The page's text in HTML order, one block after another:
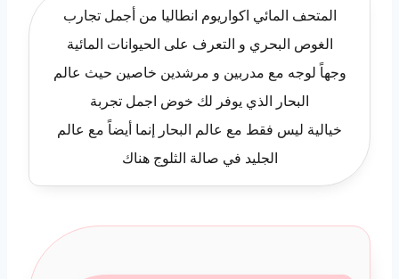
المتحف المائي اكواريوم انطاليا من أجمل تجارب
الغوص البحري و التعرف على الحيوانات المائية
وجهاً لوجه مع مدربين و مرشدين خاصين حيث عالم
البحار الذي يوفر لك خوض اجمل تجربة
خيالية ليس فقط مع عالم البحار إنما أيضاً مع عالم
الجليد في صالة الثلوج هناك